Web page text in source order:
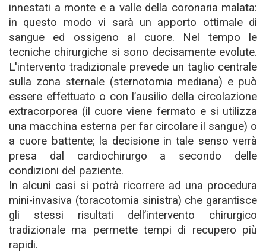
innestati a monte e a valle della coronaria malata:
in questo modo vi sarà un apporto ottimale di
sangue ed ossigeno al cuore. Nel tempo le
tecniche chirurgiche si sono decisamente evolute.
L'intervento tradizionale prevede un taglio centrale
sulla zona sternale (sternotomia mediana) e può
essere effettuato o con l’ausilio della circolazione
extracorporea (il cuore viene fermato e si utilizza
una macchina esterna per far circolare il sangue) o
a cuore battente; la decisione in tale senso verrà
presa dal cardiochirurgo a secondo delle
condizioni del paziente.
In alcuni casi si potrà ricorrere ad una procedura
mini-invasiva (toracotomia sinistra) che garantisce
gli stessi risultati dell’intervento chirurgico
tradizionale ma permette tempi di recupero più
rapidi.